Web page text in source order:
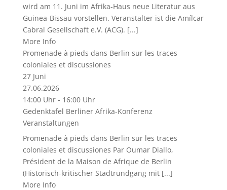
wird am 11. Juni im Afrika-Haus neue Literatur aus
Guinea-Bissau vorstellen. Veranstalter ist die Amílcar
Cabral Gesellschaft e.V. (ACG). [...]
More Info
Promenade à pieds dans Berlin sur les traces
coloniales et discussiones
27 Juni
27.06.2026
14:00 Uhr - 16:00 Uhr
Gedenktafel Berliner Afrika-Konferenz
Veranstaltungen
Promenade à pieds dans Berlin sur les traces
coloniales et discussiones Par Oumar Diallo,
Président de la Maison de Afrique de Berlin
(Historisch-kritischer Stadtrundgang mit [...]
More Info